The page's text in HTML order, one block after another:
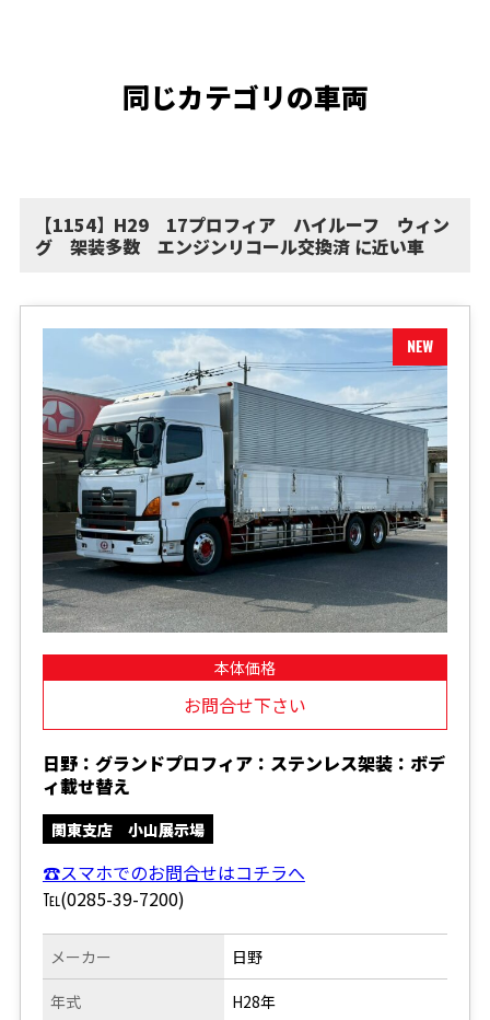
同じカテゴリの車両
【1154】H29 17プロフィア ハイルーフ ウィン
グ 架装多数 エンジンリコール交換済 に近い車
本体価格
お問合せ下さい
日野：グランドプロフィア：ステンレス架装：ボデ
ィ載せ替え
関東支店 小山展示場
☎スマホでのお問合せはコチラへ
℡(0285-39-7200)
メーカー
年式
日野
H28年